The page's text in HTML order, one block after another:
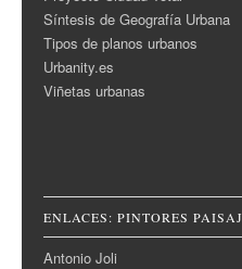
Síntesis de Geografía Urbana
Tipos de planos urbanos
Urbanity.es
Viñetas urbanas
ENLACES: PINTORES
Antonio Joli